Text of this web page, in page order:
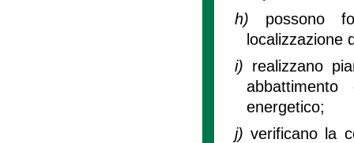
h) possono
localizzazione
i) realizzano
energetico;
j)verificano la